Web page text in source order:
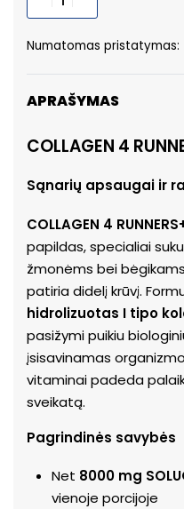
Alternative:
Numatomas pristatymas:
APRAŠYMAS
COLLAGEN 4
Sąnarių apsaugai ir
COLLAGEN 4
papildas, specialiai
žmonėms bei
patiria didelį krūvį.
hidrolizuotas I tipo
pasižymi puikiu
įsisavinamas
vitaminai padeda
sveikatą.
Pagrindinės savybės
Net 8000 mg
vienoje porcijoje